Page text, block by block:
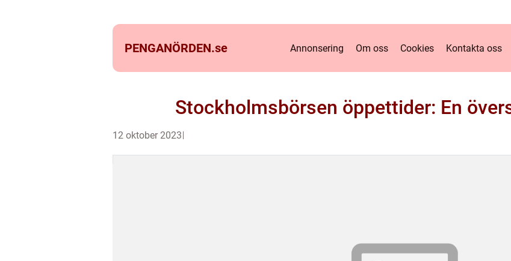
PENGANÖRDEN.se Annonsering Om oss Cookies Kontakta oss
Stockholmsbörsen öppettider: En
12 oktober 2023